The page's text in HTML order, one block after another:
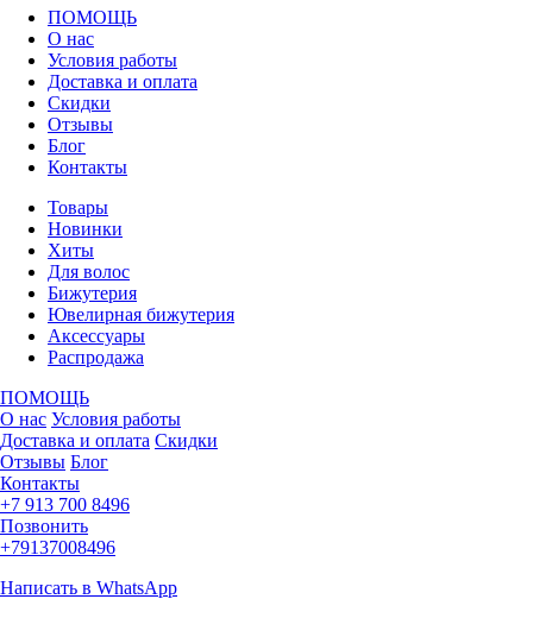
ПОМОЩЬ
О нас
Условия работы
Доставка и оплата
Скидки
Отзывы
Блог
Контакты
Товары
Новинки
Хиты
Для волос
Бижутерия
Ювелирная бижутерия
Аксессуары
Распродажа
ПОМОЩЬ
О нас Условия работы
Доставка и оплата Скидки
Отзывы Блог
Контакты
+7 913 700 8496
Позвонить
+79137008496
Написать в WhatsApp